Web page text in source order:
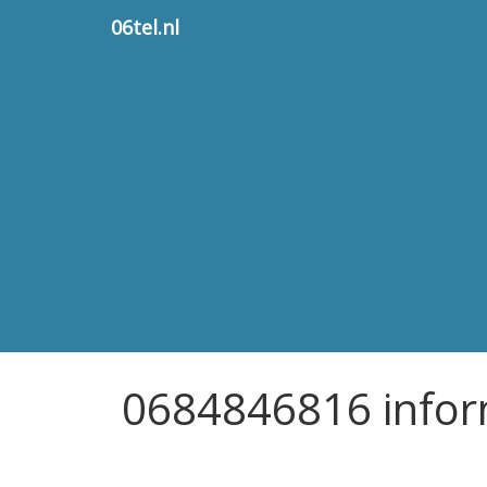
06tel.nl
0684846816